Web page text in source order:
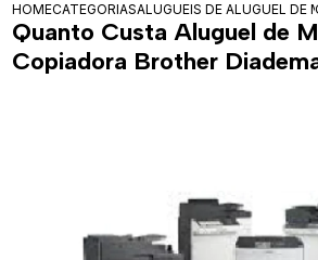
HOMECATEGORIASALUGUEIS DE COPIADORAS
ALUGUEL DE
Quanto Custa Aluguel de
Copiadora Brother